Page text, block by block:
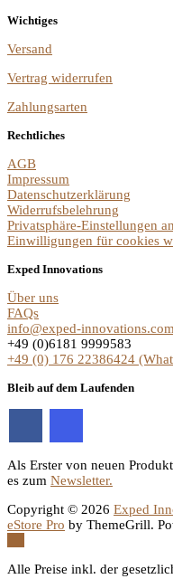
Wichtiges
Versand
Vertrag widerrufen
Zahlungsarten
Rechtliches
AGB
Impressum
Datenschutzerklärung
Widerrufsbelehrung
Privatsphäre-Einstellungen
Einwilligungen für cookies
Exped Innovations
Über uns
FAQs
info@exped-innovations.com
+49 (0)6181 9999583
+49 (0) 176 22386424
Bleib auf dem Laufenden
Als Erster von neuen
es zum Newsletter.
Copyright © 2026 Exped
eStore Pro by ThemeGrill.
Alle Preise inkl. der